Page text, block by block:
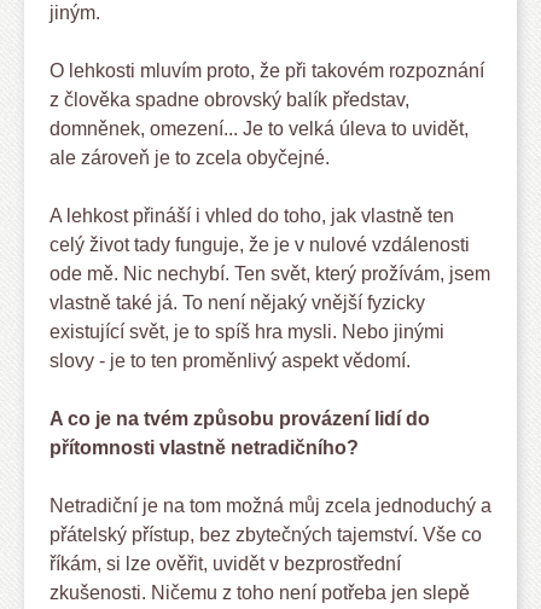
jiným.
O lehkosti mluvím proto, že při takovém rozpoznání
z člověka spadne obrovský balík představ,
domněnek, omezení... Je to velká úleva to uvidět,
ale zároveň je to zcela obyčejné.
A lehkost přináší i vhled do toho, jak vlastně ten
celý život tady funguje, že je v nulové vzdálenosti
ode mě. Nic nechybí. Ten svět, který prožívám, jsem
vlastně také já. To není nějaký vnější fyzicky
existující svět, je to spíš hra mysli. Nebo jinými
slovy - je to ten proměnlivý aspekt vědomí.
A co je na tvém způsobu provázení lidí do
přítomnosti vlastně netradičního?
Netradiční je na tom možná můj zcela jednoduchý a
přátelský přístup, bez zbytečných tajemství. Vše co
říkám, si lze ověřit, uvidět v bezprostřední
zkušenosti. Ničemu z toho není potřeba jen slepě